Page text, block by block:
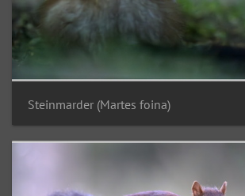
Steinmarder (Martes foina)